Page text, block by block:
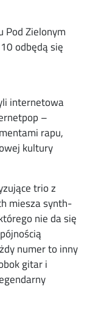
Pod Zielonym
odbędą się
internetowa
–
rapu,
kultury
trio z
miesza synth-
nie da się
numer to inny
gitar i